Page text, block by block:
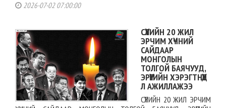
2026-07-02 07:00:00
СҮҮЛИЙН 20 ЖИЛ
ЭРЧИМ ХҮЧНИЙ
САЙДААР
МОНГОЛЫН
ТОЛГОЙ БАЯЧУУД,
ЭРҮҮГИЙН ХЭРЭГТНҮҮД
Л АЖИЛЛАЖЭЭ
СҮҮЛИЙН 20 ЖИЛ ЭРЧИМ